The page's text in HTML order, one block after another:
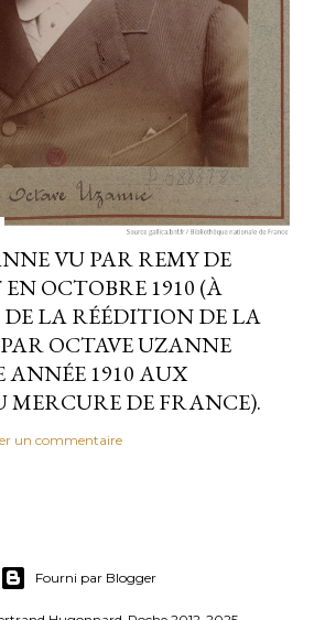
VU PAR REMY DE
OCTOBRE 1910 (À
LA RÉÉDITION DE LA
OCTAVE UZANNE
ANNÉE 1910 AUX
MERCURE DE FRANCE).
un commentaire
Fourni par Blogger